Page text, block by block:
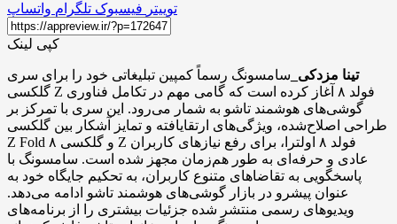
توییتر فیسبوک تلگرام واتساپ
کپی لینک
تینا مزدکی_ سامسونگ رسماً کمپین تبلیغاتی خود را برای سری
گلکسی Z فولد ۸ آغاز کرده است که گامی مهم در تکامل فناوری
گوشی‌های هوشمند تاشو به شمار می‌رود. این سری با تمرکز بر
طراحی اصلاح‌شده، ویژگی‌های ارتقایافته و تمایز آشکار بین گلکسی
Z Fold ۸ و گلکسی Z فولد ۸ اولترا، برای رفع نیازهای کاربران
عادی و حرفه‌ای به طور هم‌زمان مجهز شده است. سامسونگ با
پاسخگویی به تقاضاهای متنوع کاربران، به تحکیم جایگاه خود به
عنوان پیشرو در بازار گوشی‌های هوشمند تاشو ادامه می‌دهد.
ویدیوهای رسمی منتشر شده جزئیات بیشتری را از برنامه‌های